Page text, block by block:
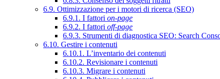
6.9. Ottimizzazione per i motori di ricerca (SEO)
6.9.1. I fattori on-page
6.9.2. I fattori off-page
6.9.3. Strumenti di diagnostica SEO: Search
6.10. Gestire i contenuti
6.10.1. L’inventario dei contenuti
6.10.2. Revisionare i contenuti
6.10.3. Migrare i contenuti